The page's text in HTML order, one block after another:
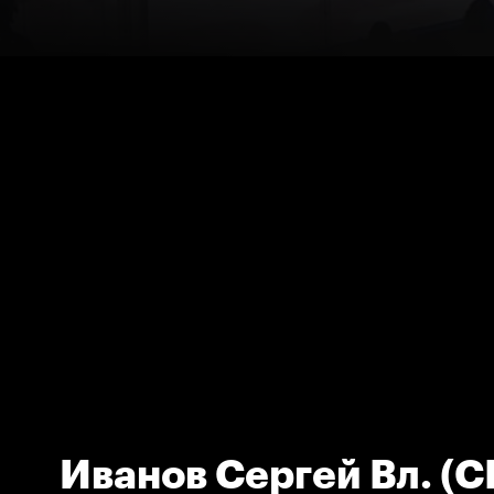
Иванов Сергей Вл.